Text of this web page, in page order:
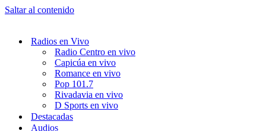
Saltar al contenido
Radios en Vivo
Radio Centro en vivo
Capicúa en vivo
Romance en vivo
Pop 101.7
Rivadavia en vivo
D Sports en vivo
Destacadas
Audios